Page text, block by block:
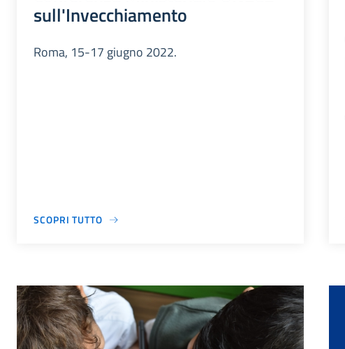
sull'Invecchiamento
Roma, 15-17 giugno 2022.
SCOPRI TUTTO